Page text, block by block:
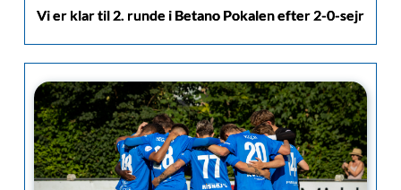
Vi er klar til 2. runde i Betano Pokalen efter 2-0-sejr